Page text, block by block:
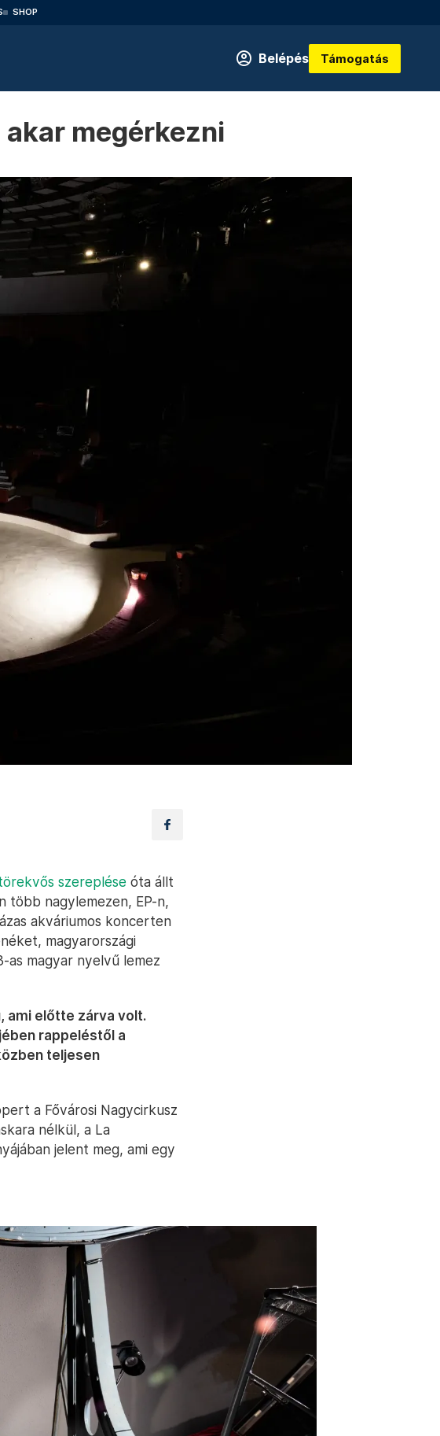
SHOP
Belépés Támogatás
akar megérkezni
szereplése óta állt
több nagylemezen, EP-n,
akváriumos koncerten
magyarországi
as magyar nyelvű lemez
ami előtte zárva volt.
rappeléstől a
teljesen
a Fővárosi Nagycirkusz
nélkül, a La
jelent meg, ami egy